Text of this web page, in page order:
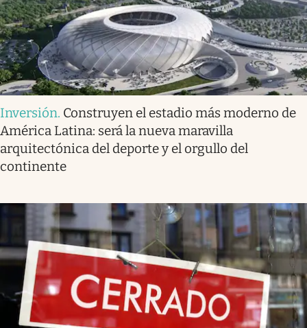
Inversión. Construyen el estadio más moderno de
América Latina: será la nueva maravilla
arquitectónica del deporte y el orgullo del
continente